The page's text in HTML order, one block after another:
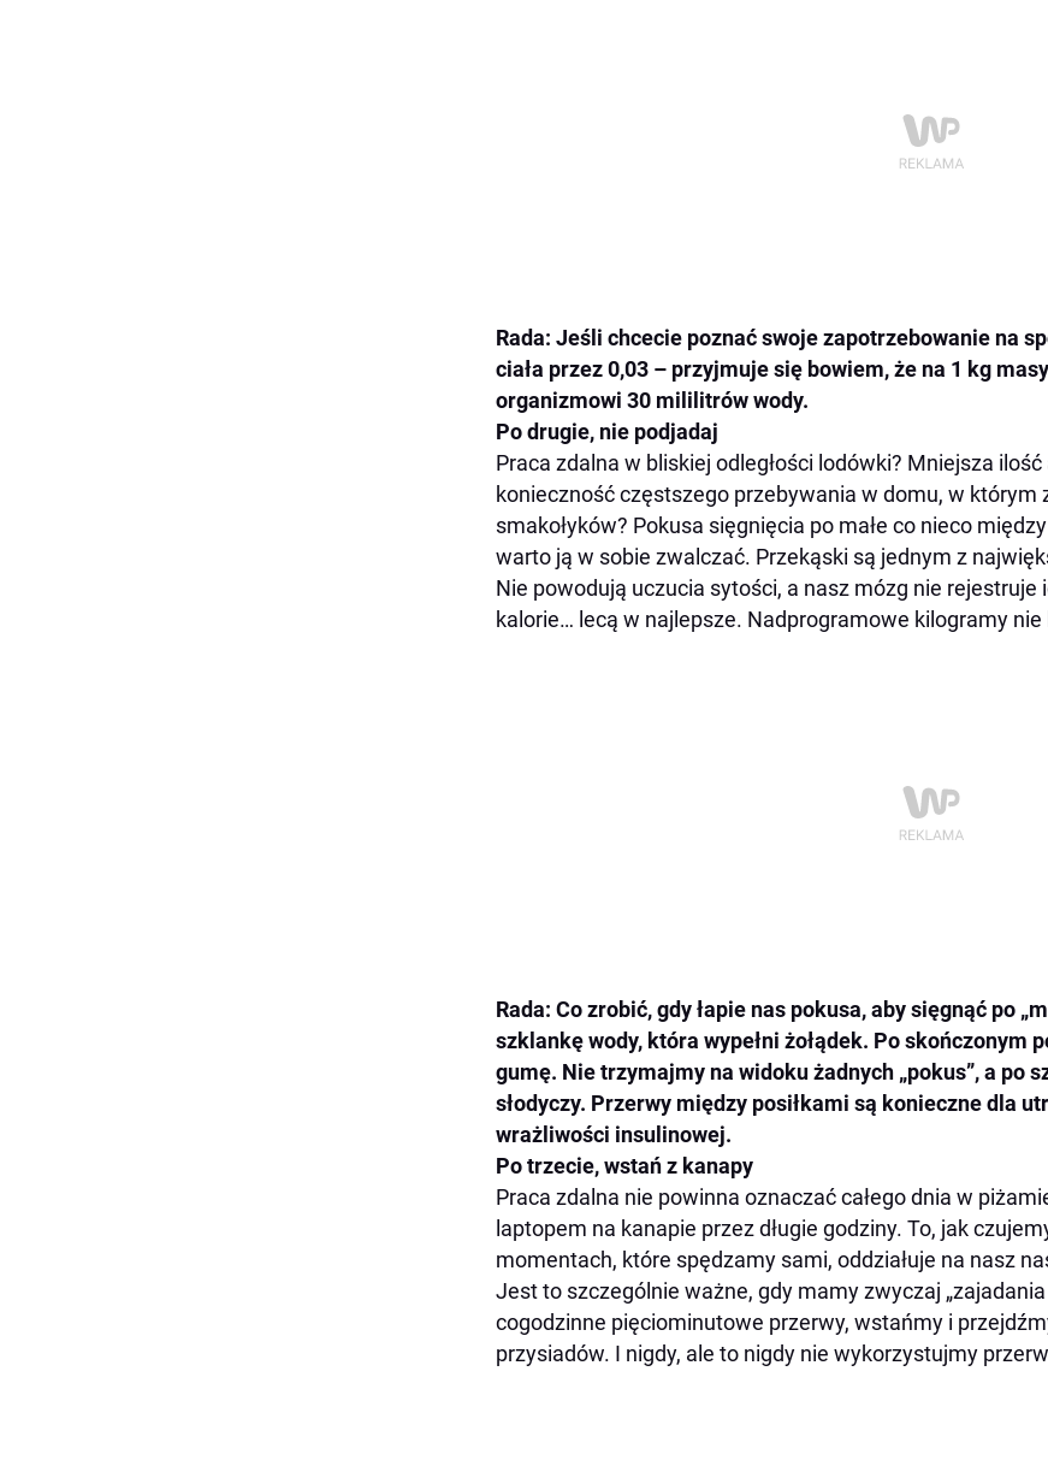
Rada: Jeśli chcecie poznać swoje zapotrzebowanie na
ciała przez 0,03 – przyjmuje się bowiem, że na 1 kg
organizmowi 30 mililitrów wody.
Po drugie, nie podjadaj
Praca zdalna w bliskiej odległości lodówki? Mniejsza
konieczność częstszego przebywania w domu, w którym
smakołyków? Pokusa sięgnięcia po małe co nieco
warto ją w sobie zwalczać. Przekąski są jednym z
Nie powodują uczucia sytości, a nasz mózg nie rejestruje
kalorie… lecą w najlepsze. Nadprogramowe kilogramy
Rada: Co zrobić, gdy łapie nas pokusa, aby sięgnąć po
szklankę wody, która wypełni żołądek. Po skończonym
gumę. Nie trzymajmy na widoku żadnych „pokus”, a po
słodyczy. Przerwy między posiłkami są konieczne dla
wrażliwości insulinowej.
Po trzecie, wstań z kanapy
Praca zdalna nie powinna oznaczać całego dnia w
laptopem na kanapie przez długie godziny. To, jak
momentach, które spędzamy sami, oddziałuje na nasz
Jest to szczególnie ważne, gdy mamy zwyczaj
cogodzinne pięciominutowe przerwy, wstańmy i
przysiadów. I nigdy, ale to nigdy nie wykorzystujmy